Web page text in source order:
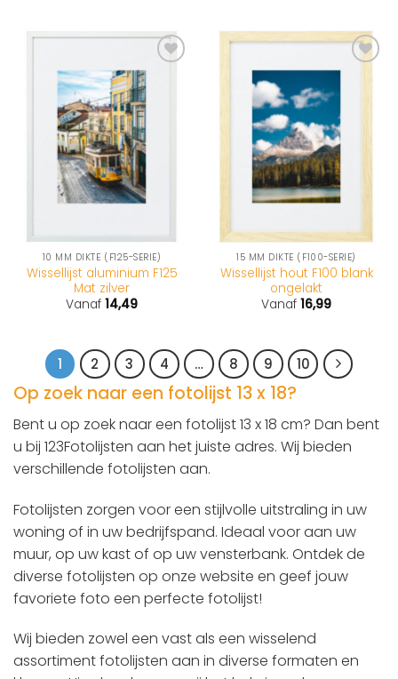
10 MM DIKTE (F125-SERIE)
Wissellijst aluminium F125
Mat zilver
Vanaf 14,49
15 MM DIKTE (F100-SERIE)
Wissellijst hout F100 blank
ongelakt
Vanaf 16,99
1 2 3 4 … 8 9 10
Op zoek naar een fotolijst 13 x 18?
Bent u op zoek naar een fotolijst 13 x 18 cm? Dan bent
u bij 123Fotolijsten aan het juiste adres. Wij bieden
verschillende fotolijsten aan.
Fotolijsten zorgen voor een stijlvolle uitstraling in uw
woning of in uw bedrijfspand. Ideaal voor aan uw
muur, op uw kast of op uw vensterbank. Ontdek de
diverse fotolijsten op onze website en geef jouw
favoriete foto een perfecte fotolijst!
Wij bieden zowel een vast als een wisselend
assortiment fotolijsten aan in diverse formaten en